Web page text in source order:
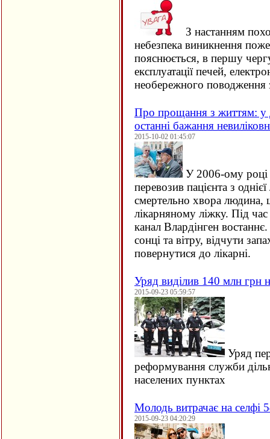
З настанням
небезпека виникнення
пояснюється, в першу
експлуатації печей,
необережного поводження
Про прощання з життям: у
останні бажання
2015-10-02 01:45:07
У 2006-ому році
перевозив пацієнта з
смертельно хвора людина,
лікарняному ліжку. Під
канал Влардінген
сонці та вітру, відчути
повернутися до лікарні.
Уряд виділив 140 млн грн
2015-09-23 05:59:57
Уряд
реформування служби
населених пунктах
Молодь витрачає на селфі
2015-09-23 04:20:29